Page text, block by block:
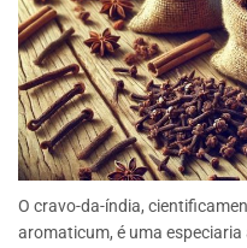
O cravo-da-índia,
aromaticum, é uma